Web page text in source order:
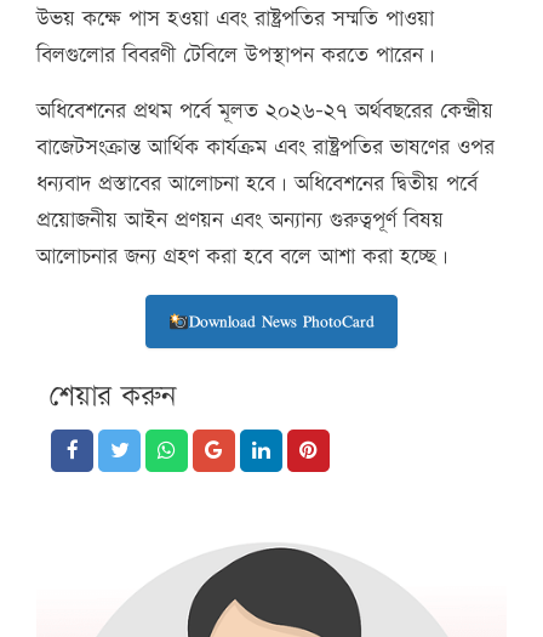
উভয় কক্ষে পাস হওয়া এবং রাষ্ট্রপতির সম্মতি পাওয়া
বিলগুলোর বিবরণী টেবিলে উপস্থাপন করতে পারেন।
অধিবেশনের প্রথম পর্বে মূলত ২০২৬-২৭ অর্থবছরের কেন্দ্রীয়
বাজেটসংক্রান্ত আর্থিক কার্যক্রম এবং রাষ্ট্রপতির ভাষণের ওপর
ধন্যবাদ প্রস্তাবের আলোচনা হবে। অধিবেশনের দ্বিতীয় পর্বে
প্রয়োজনীয় আইন প্রণয়ন এবং অন্যান্য গুরুত্বপূর্ণ বিষয়
আলোচনার জন্য গ্রহণ করা হবে বলে আশা করা হচ্ছে।
Download News PhotoCard
শেয়ার করুন